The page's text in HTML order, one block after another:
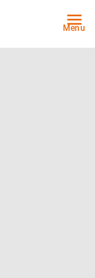
Menu